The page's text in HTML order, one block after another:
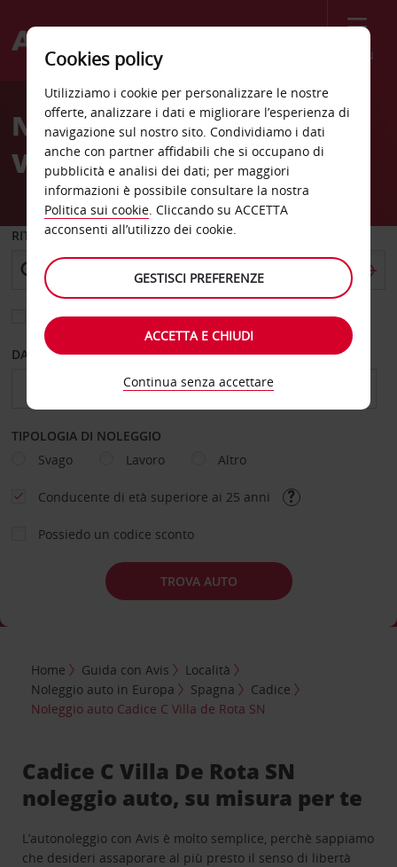
Menù
Welcome
AvisNoleggio auto Cadice C
Villa de Rota SN
RITIRO DA
Scegli una località di riconsegna diversa
DAL GIORNO AL GIORNO
TIPOLOGIA DI NOLEGGIO
Svago
Lavoro Altro
Conducente di età superiore ai 25 anni
Possiedo un codice sconto
TROVA AUTO
Home Guida con Avis
Località
Noleggio auto in Europa
Spagna
Cadice
Noleggio auto Cadice C Villa de Rota SN
Cadice C Villa De Rota SN
noleggio auto, su misura per te
L’autonoleggio con Avis è molto semplice, perchè sappiamo
che desideri assaporare al più presto il senso di libertà
Cookies policy
Utilizziamo i cookie per personalizzare le nostre
offerte, analizzare i dati e migliorare l’esperienza di
navigazione sul nostro sito. Condividiamo i dati
anche con partner affidabili che si occupano di
pubblicità e analisi dei dati; per maggiori
informazioni è possibile consultare la nostra
Politica sui cookie. Cliccando su ACCETTA
acconsenti all’utilizzo dei cookie.
GESTISCI PREFERENZE
ACCETTA E CHIUDI
Continua senza accettare